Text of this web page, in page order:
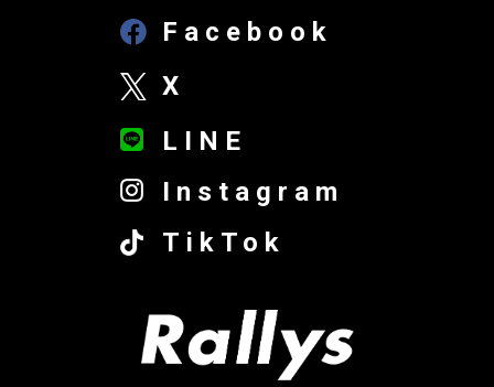
Facebook
X
LINE
Instagram
TikTok